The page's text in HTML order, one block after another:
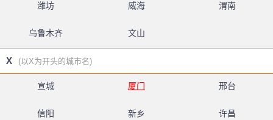
潍坊 威海 渭南
乌鲁木齐 文山
X (以X为开头的城市名)
宣城 厦门 邢台
信阳 新乡 许昌